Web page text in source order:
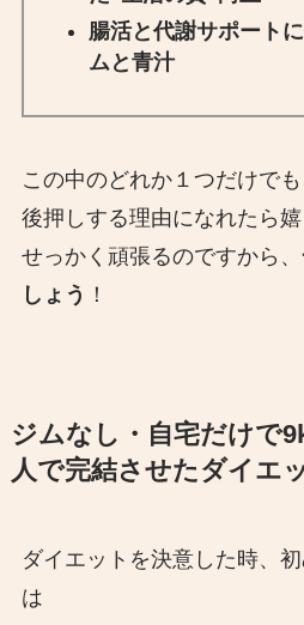
腸活と代謝サポート
ムと青汁
この中のどれか１つだけで
後押しする理由になれたら嬉
せっかく頑張るのですから、
しょう ！
ジムなし・自宅だけで
人で完結させたダイエ
ダイエットを決意した時、
は